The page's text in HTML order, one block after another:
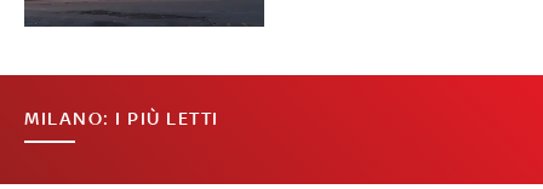
MILANO: I PIÙ LETTI